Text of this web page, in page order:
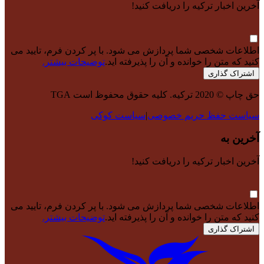
آخرین اخبار ترکیه را دریافت کنید!
اطلاعات شخصی شما پردازش می شود. با پر کردن فرم، تایید می
کنید که متن را خوانده و آن را پذیرفته اید.توضیحات بیشتر.
اشتراک گذاری
حق چاپ © 2020 ترکیه. کلیه حقوق محفوظ است TGA
سیاست حفظ حریم خصوصی|سیاست کوکی
آخرین به
آخرین اخبار ترکیه را دریافت کنید!
اطلاعات شخصی شما پردازش می شود. با پر کردن فرم، تایید می
کنید که متن را خوانده و آن را پذیرفته اید.توضیحات بیشتر.
اشتراک گذاری